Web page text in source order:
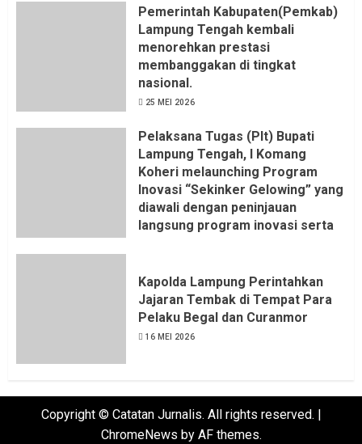
Pemerintah Kabupaten(Pemkab)
Lampung Tengah kembali
menorehkan prestasi
membanggakan di tingkat
nasional.
25 MEI 2026
Pelaksana Tugas (Plt) Bupati
Lampung Tengah, I Komang
Koheri melaunching Program
Inovasi “Sekinker Gelowing” yang
diawali dengan peninjauan
langsung program inovasi serta
Bandar Jaya Barat, Kecamatan
Terbanggi Besar, Rabu
(20/05/2026).
21 MEI 2026
Kapolda Lampung Perintahkan
Jajaran Tembak di Tempat Para
Pelaku Begal dan Curanmor
16 MEI 2026
Copyright © Catatan Jurnalis. All rights reserved. |
ChromeNews by AF themes.